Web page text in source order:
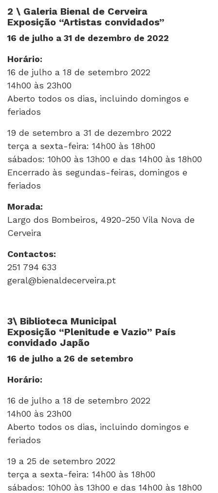
2 \ Galeria Bienal de Cerveira
Exposição “Artistas convidados”
16 de julho a 31 de dezembro de 2022
Horário:
16 de julho a 18 de setembro 2022
14h00 às 23h00
Aberto todos os dias, incluindo domingos e
feriados
19 de setembro a 31 de dezembro 2022
terça a sexta-feira: 14h00 às 18h00
sábados: 10h00 às 13h00 e das 14h00 às 18h00
Encerrado às segundas-feiras, domingos e
feriados
Morada:
Largo dos Bombeiros, 4920-250 Vila Nova de
Cerveira
Contactos:
251 794 633
geral@bienaldecerveira.pt
3\ Biblioteca Municipal
Exposição “Plenitude e Vazio” País
convidado Japão
16 de julho a 26 de setembro
Horário:
16 de julho a 18 de setembro 2022
14h00 às 23h00
Aberto todos os dias, incluindo domingos e
feriados
19 a 25 de setembro 2022
terça a sexta-feira: 14h00 às 18h00
sábados: 10h00 às 13h00 e das 14h00 às 18h00